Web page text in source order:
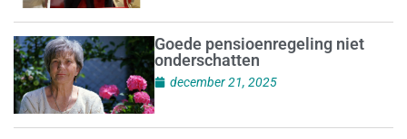
Goede pensioenregeling niet
onderschatten
december 21, 2025